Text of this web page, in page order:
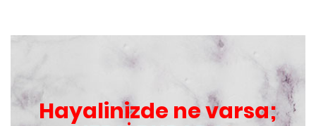
Hayalinizde ne varsa;